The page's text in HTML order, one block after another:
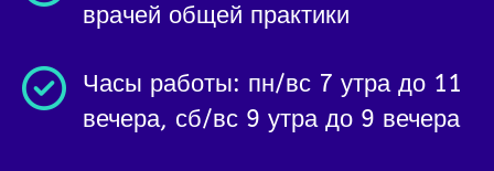
врачей общей практики
Часы работы: пн/вс 7 утра до 11
вечера, сб/вс 9 утра до 9 вечера